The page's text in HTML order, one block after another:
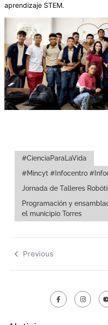
aprendizaje STEM.
#CienciaParaLaVida
#Mincyt #Infocentro
Jornada de Talleres
Programación y
el municipio Torres
Previous